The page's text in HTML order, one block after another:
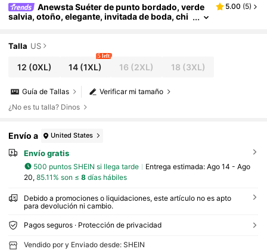
Anewsta Suéter de punto bordado, verde
salvia, otoño, elegante, invitada de boda, chi
5.00 (5)
Talla US
12 (0XL) 14 (1XL)
5 left
16 (2XL) 18 (3XL)
Verificar mi tamaño
Guía de Tallas
¿No es tu talla? Dinos
Envío a United States
Envío gratis
500 puntos SHEIN si llega tarde Entrega estimada: Ago 14 - Ago
20, 85.11% son ≤ 8días hábiles
Debido a promociones o liquidaciones, este artículo no es apto
para devolución ni cambio.
Pagos seguros · Protección de privacidad
Vendido por y Enviado desde: SHEIN